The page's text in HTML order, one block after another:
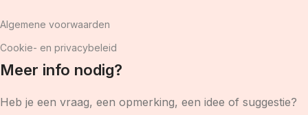
Algemene voorwaarden
Cookie- en privacybeleid
Meer info nodig?
Heb je een vraag, een opmerking, een idee of suggestie?